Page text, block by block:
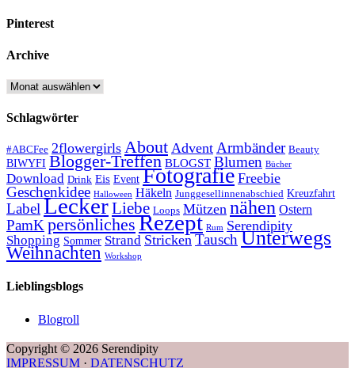
Pinterest
Archive
Archive
Schlagwörter
#ABCFee 2flowergirls About Advent Armbänder Beauty
BIWYFI Blogger-Treffen BLOGST Blumen Bücher
Download Drink Eis Event Fotografie Freebie
Geschenkidee Halloween Häkeln Junggesellinnenabschied Kreuzfahrt
LabelLeckerLiebe Loops Mützen nähen Ostern
PamKpersönliches Rezept Rum Serendipity
Shopping Sommer Strand Stricken TauschUnterwegs
Weihnachten Workshop
Lieblingsblogs
Blogroll
Copyright © 2026 Serendipity
IMPRESSUM · DATENSCHUTZ